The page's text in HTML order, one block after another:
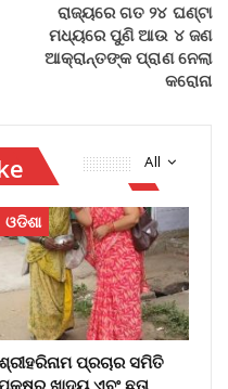
ରାଜ୍ୟରେ ଗତ ୨୪ ଘଣ୍ଟା
ମଧ୍ୟରେ ପୁଣି ଆଉ ୪ ଜଣ
ଆକ୍ରାନ୍ତଙ୍କ ପ୍ରାଣ ନେଲା
କରୋନା
All
ଓଡିଶା
ପ୍ରଚାର ସମିତି